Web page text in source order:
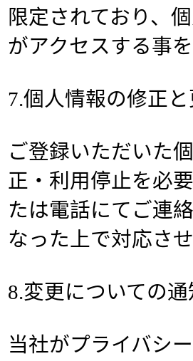
限定されており、
がアクセスする事を
7.個人情報の修正
ご登録いただいた
正・利用停止を必
たは電話にてご連
なった上で対応さ
8.変更についての
当社がプライバシ